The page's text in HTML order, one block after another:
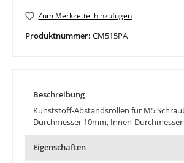
Zum Merkzettel hinzufügen
Produktnummer: CM515PA
Beschreibung
Kunststoff-Abstandsrollen für M5
Durchmesser 10mm, Innen-Durchmesser
Eigenschaften